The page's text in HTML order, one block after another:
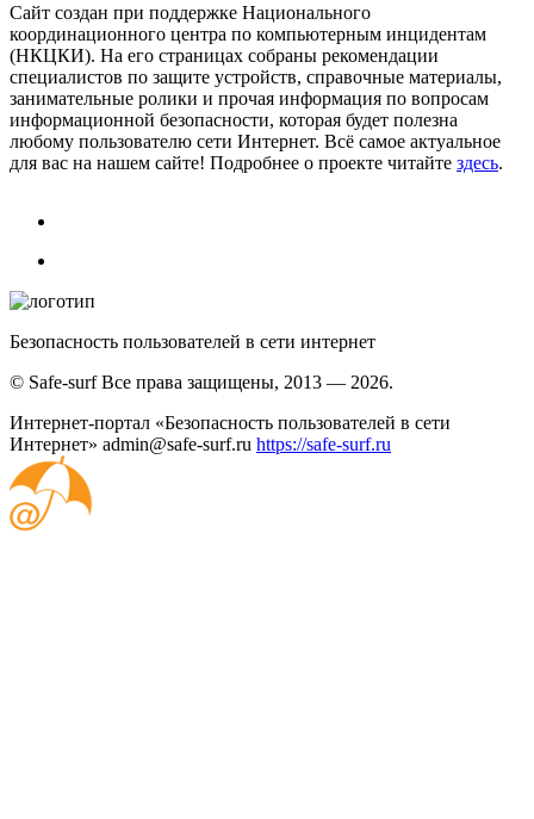
Сайт создан при поддержке Национального
координационного центра по компьютерным инцидентам
(НКЦКИ). На его страницах собраны рекомендации
специалистов по защите устройств, справочные материалы,
занимательные ролики и прочая информация по вопросам
информационной безопасности, которая будет полезна
любому пользователю сети Интернет. Всё самое актуальное
для вас на нашем сайте! Подробнее о проекте читайте здесь.
Безопасность пользователей в сети интернет
© Safe-surf Все права защищены, 2013 — 2026.
Интернет-портал «Безопасность пользователей в сети
Интернет» admin@safe-surf.ru https://safe-surf.ru